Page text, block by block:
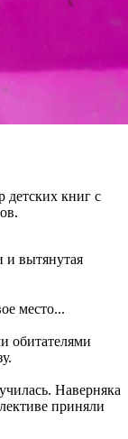
детских книг с
вытянутая
место...
обитателями
Наверняка
приняли